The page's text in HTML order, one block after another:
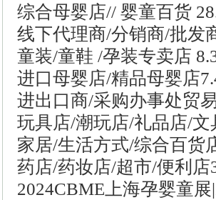
综合母婴店// 婴童百货
线下代理商/分销商/批发
童装/童鞋 /孕装专卖店
进口母婴店/精品母婴店
进出口商/采购办事处贸
玩具店/潮玩店/礼品店/文
家居/生活方式/综合百货
药店/药妆店/超市/便利店
2024CBME上海孕婴童